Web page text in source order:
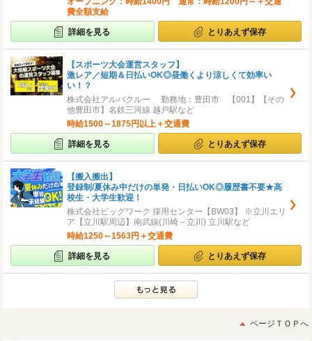
費全額支給
詳細を見る とりあえず保存
【スポーツ大会運営スタッフ】
激レア／短期＆日払いOK◎昼働くより涼しくて効率い
い！？
株式会社アルバクルー 勤務地：豊田市 【001】【その
他豊田市】名鉄三河線 越戸駅など
時給1500～1875円以上＋交通費
詳細を見る とりあえず保存
【搬入搬出】
登録制/夏休み中だけの単発・日払いOK◎履歴書不要★高
校生・大学生歓迎！
株式会社ビッグワーク 採用センター【BW03】 ※立川エリ
ア【立川駅周辺】南武線(川崎－立川) 立川駅など
時給1250～1563円＋交通費
詳細を見る とりあえず保存
ページＴＯＰへ